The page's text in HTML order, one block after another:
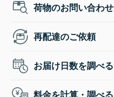
荷物のお問い合わせ
再配達のご依頼
お届け日数を調べる
料金を計算・調べる